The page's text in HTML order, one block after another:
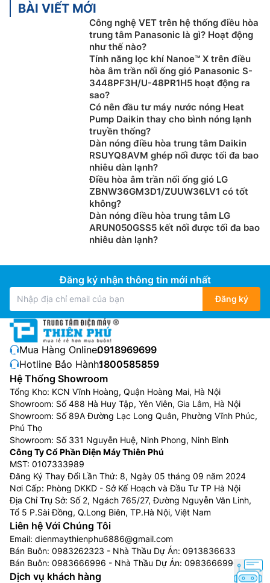
BÀI VIẾT MỚI
Công nghệ VET trên hệ thống điều hòa
trung tâm Panasonic là gì? Hoạt động
như thế nào?
Tính năng lọc khí Nanoe™ X trên điều
hòa âm trần nối ống gió Panasonic S-
3448PF3H/U-48PR1H5 hoạt động ra
sao?
Có nên đầu tư máy nước nóng Heat
Pump Daikin thay cho bình nóng lạnh
truyền thống?
Dàn nóng điều hòa trung tâm Daikin
RSUYQ8AVM ghép nối được tối đa bao
nhiêu dàn lạnh?
Điều hòa âm trần nối ống gió LG
ZBNW36GM3D1/ZUUW36LV1 có tốt
không?
Dàn nóng điều hòa trung tâm LG
ARUN050GSS5 kết nối được tối đa bao
nhiêu dàn lạnh?
Đăng ký nhận thông tin mới nhất
Đăng ký
Mua Hàng Online:0918969699
Hotline Bảo Hành:1800585859
Hệ Thống Showroom
Tổng Kho: KCN Vĩnh Hoàng, Quận Hoàng Mai, Hà Nội
Showroom: Số 488 Hà Huy Tập, Yên Viên, Gia Lâm, Hà Nội
Showroom: Số 89A Đường Lạc Long Quân, Phường Vĩnh Phúc,
Phú Thọ
Showroom: Số 331 Nguyễn Huệ, Ninh Phong, Ninh Bình
Công Ty Cổ Phần Điện Máy Thiên Phú
MST: 0107333989
Đăng Ký Thay Đổi Lần Thứ: 8, Ngày 05 tháng 09 năm 2024
Nơi Cấp: Phòng DKKD - Sở Kế Hoạch và Đầu Tư TP Hà Nội
Địa Chỉ Trụ Sở: Số 2, Ngách 765/27, Đường Nguyễn Văn Linh,
Tổ 5 P.Sài Đồng, Q.Long Biên, TP.Hà Nội, Việt Nam
Liên hệ Với Chúng Tôi
Email: dienmaythienphu6886@gmail.com
Bán Buôn: 0983262323 - Nhà Thầu Dự Án: 0913836633
Bán Buôn: 0983666996 - Nhà Thầu Dự Án: 0983666996
Dịch vụ khách hàng